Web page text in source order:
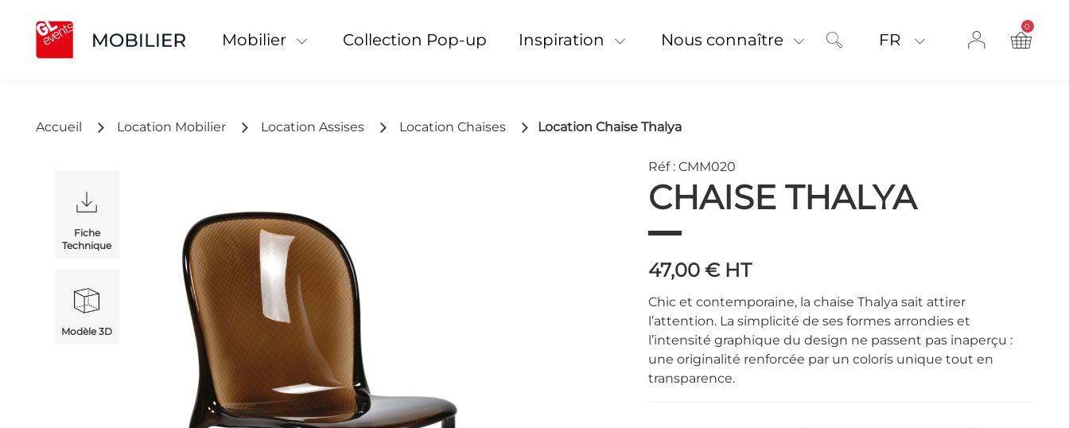
Mobilier Collection Pop-up Inspiration Nous connaître FR
0
product
Accueil Location Mobilier Location Assises Location Chaises Location Chaise Thalya
Fiche
Technique
Modèle 3D
Réf : CMM020
CHAISE THALYA
47,00 € HT
Chic et contemporaine, la chaise Thalya sait attirer
l’attention. La simplicité de ses formes arrondies et
l’intensité graphique du design ne passent pas inaperçu :
une originalité renforcée par un coloris unique tout en
transparence.